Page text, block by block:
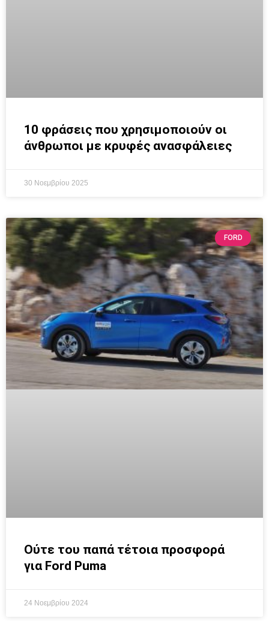
10 φράσεις που χρησιμοποιούν οι
άνθρωποι με κρυφές ανασφάλειες
30 Νοεμβρίου 2025
FORD
Ούτε του παπά τέτοια προσφορά
για Ford Puma
24 Νοεμβρίου 2024